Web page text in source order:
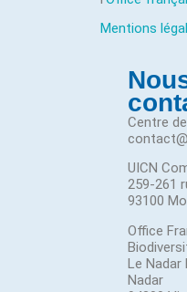
Mentions
Centre
UICN
259-261
93100
Office
Le Nadar
Nadar